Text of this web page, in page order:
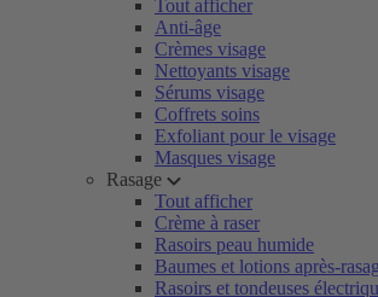
Tout afficher
Anti-âge
Crèmes visage
Nettoyants visage
Sérums visage
Coffrets soins
Exfoliant pour le visage
Masques visage
Rasage
Tout afficher
Crème à raser
Rasoirs peau humide
Baumes et lotions après-
Rasoirs et tondeuses